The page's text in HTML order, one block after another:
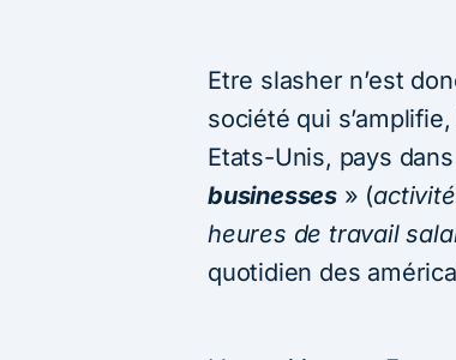
Etre slasher n’est
société qui
Etats-Unis, pays
businesses » (
heures de travail
quotidien des